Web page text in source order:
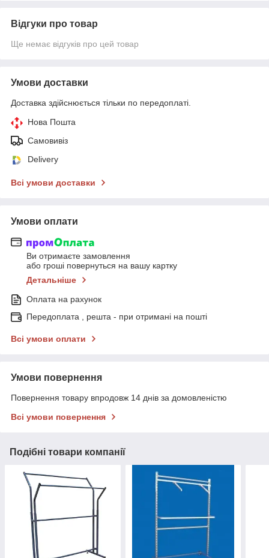
Відгуки про товар
Ще немає відгуків про цей товар
Умови доставки
Доставка здійснюється тільки по передоплаті.
Нова Пошта
Самовивіз
Delivery
Всі умови доставки
Умови оплати
Ви отримаєте замовлення
або гроші повернуться на вашу картку
Детальніше
Оплата на рахунок
Передоплата , решта - при отримані на пошті
Всі умови оплати
Умови повернення
Повернення товару впродовж 14 днів за домовленістю
Всі умови повернення
Подібні товари компанії